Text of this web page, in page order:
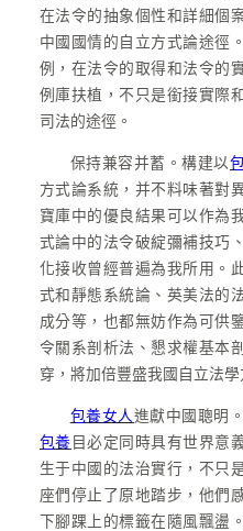
在法令的抽象個性和詳細個
中國國情的自立方式論途徑
例，在法令的取得和法令的
例庫扶植，不只是銜接實際
司法的途徑。
保持兼容并蓄。構建以
方式論系統，并不料味著對
寶庫中的優良結果可以作為
式論中的法令破綻彌補技巧
化接收曾經普遍為我所用。
式和靜態系統論、英美法的
成分等，也都無妨作為可供
令關系剖析法、懇求權基本
穿，將加倍豐盛我國自立法學
包養女人進獻中國聰明
包養 目必定同時具有世界意
生于中國的法治實行，不只
座們停止了原地踏步，他們
下腳踝上的標籤在隨風飄盪